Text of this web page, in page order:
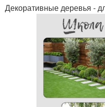
Декоративные деревья -